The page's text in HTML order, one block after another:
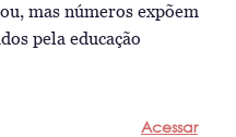
mas números expõem
pela educação
Acessar